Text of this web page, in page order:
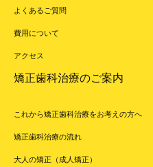
よくあるご質問
費用について
アクセス
矯正歯科治療のご案内
これから矯正歯科治療をお考えの方へ
矯正歯科治療の流れ
大人の矯正（成人矯正）